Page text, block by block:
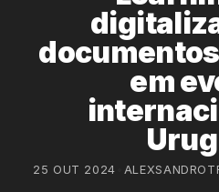
em
25 OUT 2024